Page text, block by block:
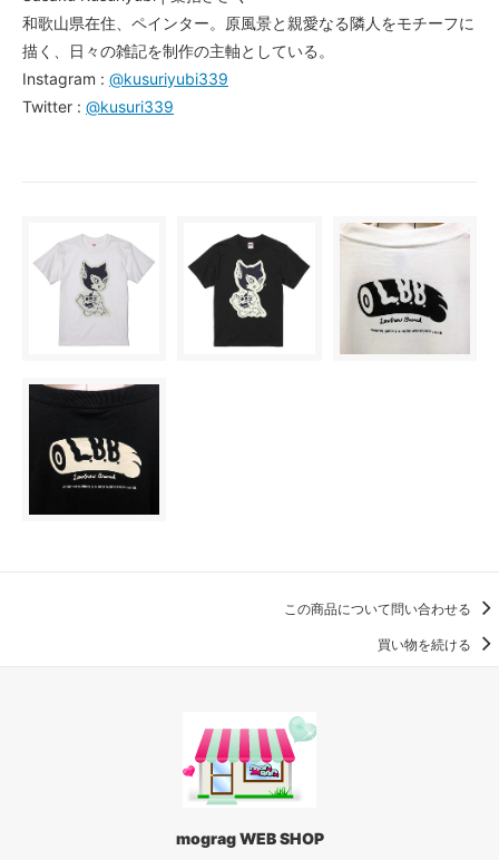
和歌山県在住、ペインター。原風景と親愛なる隣人をモチーフに
描く、日々の雑記を制作の主軸としている。
Instagram : @kusuriyubi339
Twitter : @kusuri339
この商品について問い合わせる
買い物を続ける
mograg WEB SHOP